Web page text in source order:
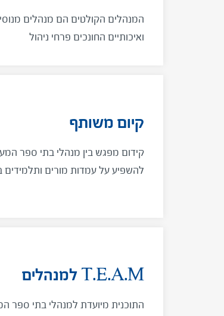
המנהלים הקולטים הם מנהלים
ואיכותיים החונכים פרחי ניהול
קיום משותף
קידום מפגש בין מנהלי בתי ספר
להשפיע על עמדות מורים ותלמידים
T.E.A.M למנהלים
התוכנית מיועדת למנהלי בתי ספר